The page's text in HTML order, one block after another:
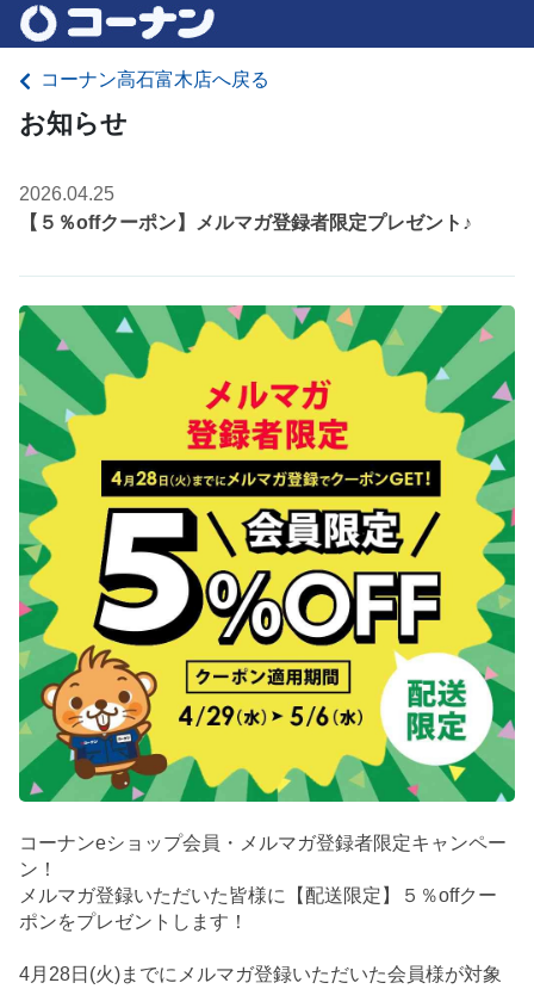
コーナン高石富木店へ戻る
お知らせ
2026.04.25
【５％offクーポン】メルマガ登録者限定プレゼント♪
コーナンeショップ会員・メルマガ登録者限定キャンペー
ン！
メルマガ登録いただいた皆様に【配送限定】５％offクー
ポンをプレゼントします！
4月28日(火)までにメルマガ登録いただいた会員様が対象